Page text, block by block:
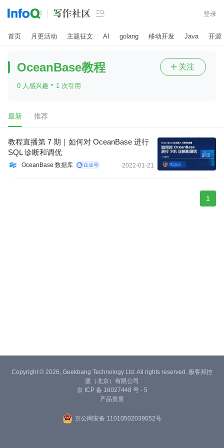
 登录
首页 月更活动 主题征文 AI golang 移动开发 Java 开源
OceanBase教程
0 人感兴趣 · 1 次引用
 关注
最新 推荐
教程直播第 7 期｜如何对 OceanBase 进行
SQL 诊断和调优
OceanBase 数据库 2022-01-21
1
Copyright © 2026, Geekbang Technology Ltd. All rights reserved. 极客邦控
股（北京）有限公司
京 ICP 备 16027448 号 - 5
产品资质
京公网安备 11010502039052号